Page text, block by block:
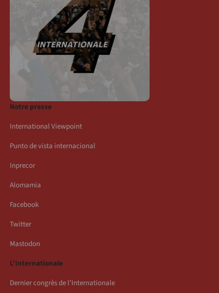
Notre presse
International Viewpoint
Punto de vista internacional
Inprecor
Alomamia
Facebook
Twitter
Mastodon
L’Internationale
Dernier congrès de l’Internationale